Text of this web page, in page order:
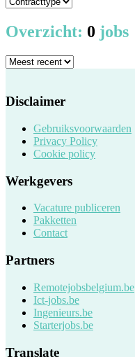
Overzicht: 0 jobs
Disclaimer
Gebruiksvoorwaarden
Privacy Policy
Cookie policy
Werkgevers
Vacature publiceren
Pakketten
Contact
Partners
Remotejobsbelgium.be
Ict-jobs.be
Ingenieurs.be
Starterjobs.be
Translate